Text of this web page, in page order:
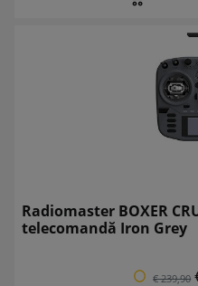
Radiomaster BOXER
telecomandă Iron Grey
€ 239,90